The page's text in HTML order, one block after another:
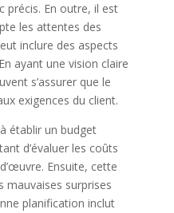
précis. En outre, il est
les attentes des
inclure des aspects
ayant une vision claire
s’assurer que le
exigences du client.
établir un budget
d’évaluer les coûts
Ensuite, cette
mauvaises surprises
planification inclut